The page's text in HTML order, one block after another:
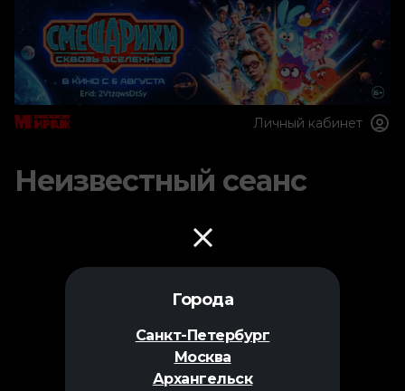
Города
Санкт-Петербург
Москва
Архангельск
Личный кабинет
Неизвестный сеанс